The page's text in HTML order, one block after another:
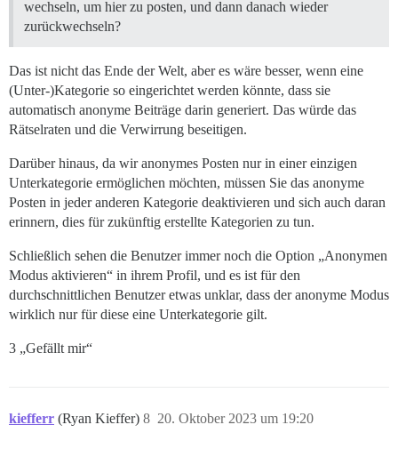
wechseln, um hier zu posten, und dann danach wieder
zurückwechseln?
Das ist nicht das Ende der Welt, aber es wäre besser, wenn eine
(Unter-)Kategorie so eingerichtet werden könnte, dass sie
automatisch anonyme Beiträge darin generiert. Das würde das
Rätselraten und die Verwirrung beseitigen.
Darüber hinaus, da wir anonymes Posten nur in einer einzigen
Unterkategorie ermöglichen möchten, müssen Sie das anonyme
Posten in jeder anderen Kategorie deaktivieren und sich auch daran
erinnern, dies für zukünftig erstellte Kategorien zu tun.
Schließlich sehen die Benutzer immer noch die Option „Anonymen
Modus aktivieren“ in ihrem Profil, und es ist für den
durchschnittlichen Benutzer etwas unklar, dass der anonyme Modus
wirklich nur für diese eine Unterkategorie gilt.
3 „Gefällt mir“
kiefferr (Ryan Kieffer) 20. Oktober 2023 um 19:20
8